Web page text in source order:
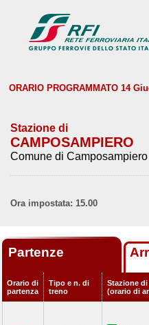
ORARIO PROGRAMMATO 14
Stazione di
CAMPOSAMPIERO
Comune di Camposampiero
Ora impostata: 15.00
Partenze
Orario di
partenza
Tipo e n. di
treno
Stazione
(orario di